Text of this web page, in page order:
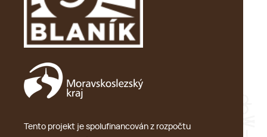
Tento projekt je spolufinancován z rozpočtu